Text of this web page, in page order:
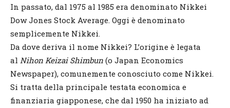
In passato, dal 1975 al 1985 era denominato Nikkei
Dow Jones Stock Average. Oggi è denominato
semplicemente Nikkei.
Da dove deriva il nome Nikkei? L’origine è legata
al Nihon Keizai Shimbun (o Japan Economics
Newspaper), comunemente conosciuto come Nikkei.
Si tratta della principale testata economica e
finanziaria giapponese, che dal 1950 ha iniziato ad